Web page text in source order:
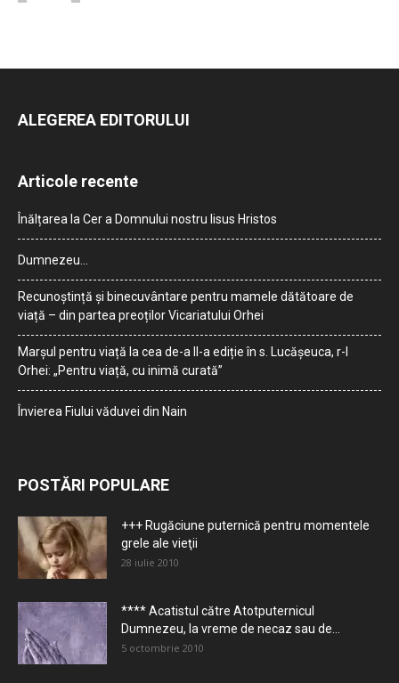
ALEGEREA EDITORULUI
Articole recente
Înălțarea la Cer a Domnului nostru Iisus Hristos
Dumnezeu…
Recunoștință și binecuvântare pentru mamele dătătoare de
viață – din partea preoților Vicariatului Orhei
Marșul pentru viață la cea de-a II-a ediție în s. Lucășeuca, r-l
Orhei: „Pentru viață, cu inimă curată”
Învierea Fiului văduvei din Nain
POSTĂRI POPULARE
+++ Rugăciune puternică pentru momentele
grele ale vieţii
28 iulie 2010
**** Acatistul către Atotputernicul
Dumnezeu, la vreme de necaz sau de...
5 octombrie 2010